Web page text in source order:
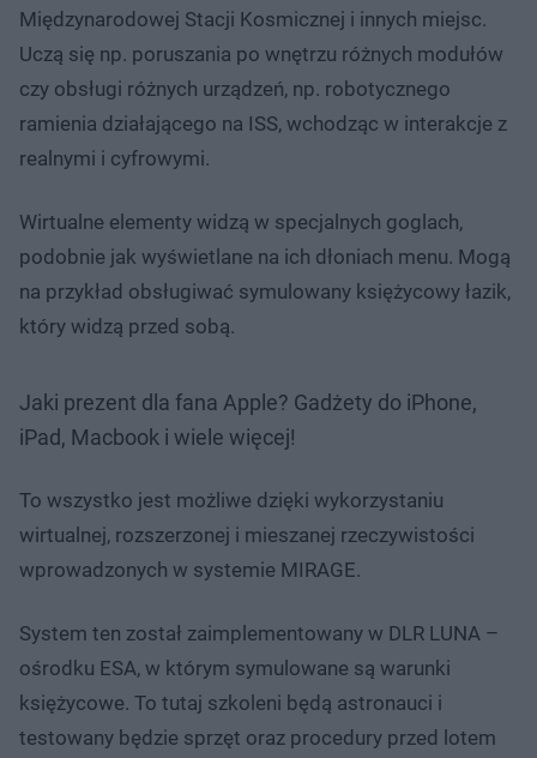
Międzynarodowej Stacji Kosmicznej i innych miejsc.
Uczą się np. poruszania po wnętrzu różnych modułów
czy obsługi różnych urządzeń, np. robotycznego
ramienia działającego na ISS, wchodząc w interakcje z
realnymi i cyfrowymi.
Wirtualne elementy widzą w specjalnych goglach,
podobnie jak wyświetlane na ich dłoniach menu. Mogą
na przykład obsługiwać symulowany księżycowy łazik,
który widzą przed sobą.
Jaki prezent dla fana Apple? Gadżety do iPhone,
iPad, Macbook i wiele więcej!
To wszystko jest możliwe dzięki wykorzystaniu
wirtualnej, rozszerzonej i mieszanej rzeczywistości
wprowadzonych w systemie MIRAGE.
System ten został zaimplementowany w DLR LUNA –
ośrodku ESA, w którym symulowane są warunki
księżycowe. To tutaj szkoleni będą astronauci i
testowany będzie sprzęt oraz procedury przed lotem